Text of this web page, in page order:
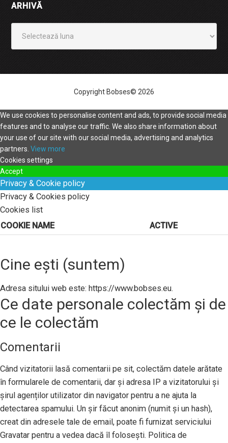
ARHIVĂ
Copyright Bobses© 2026
We use cookies to personalise content and ads, to provide social media
features and to analyse our traffic. We also share information about
your use of our site with our social media, advertising and analytics
partners. View more
Cookies settings
Accept
Privacy & Cookie policy
Privacy & Cookies policy
Cookies list
COOKIE NAME
ACTIVE
Cine ești (suntem)
Adresa sitului web este: https://www.bobses.eu.
Ce date personale colectăm și de
ce le colectăm
Comentarii
Când vizitatorii lasă comentarii pe sit, colectăm datele arătate
în formularele de comentarii, dar și adresa IP a vizitatorului și
șirul agenților utilizator din navigator pentru a ne ajuta la
detectarea spamului. Un șir făcut anonim (numit și un hash),
creat din adresele tale de email, poate fi furnizat serviciului
Gravatar pentru a vedea dacă îl folosești. Politica de